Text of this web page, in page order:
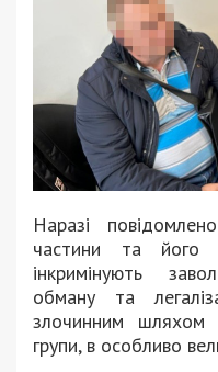
Наразі
частини та його
інкримінують
обману та
злочинним шляхом
групи, в особливо